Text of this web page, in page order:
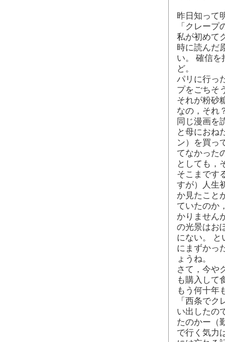
昨日知って
「クレープ
私が初めて
時に読んだ
い。 確信を
ど。
パリに行っ
プをごちそ
それが粉砂
なの，それ
同じ漫画を
と母におね
ン）を買っ
てなかった
としても，
そこまです
すが）人生
か見たこと
ていたのか
かりません
の光景はお
にない。 と
にまずかっ
ょうね。
さて，今や
も購入して
もう何十年
「西条で
い出したの
たのかー（
で行く気力